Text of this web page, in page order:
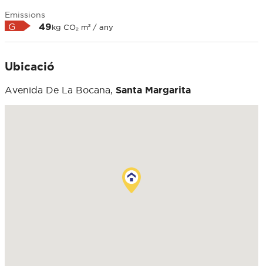
Emissions
G 49kg CO₂ m² / any
Ubicació
Avenida De La Bocana, Santa Margarita